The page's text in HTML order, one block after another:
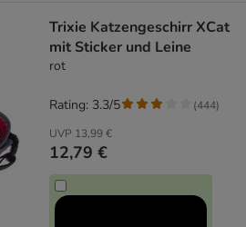
Trixie Katzengeschirr XCat
mit Sticker und Leine
rot
UVP 13,99 €
12,79 €
Rating: 3.3/5 (444)